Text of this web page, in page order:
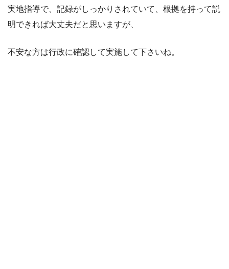
実地指導で、記録がしっかりされていて、根拠を持って説
明できれば大丈夫だと思いますが、
不安な方は行政に確認して実施して下さいね。